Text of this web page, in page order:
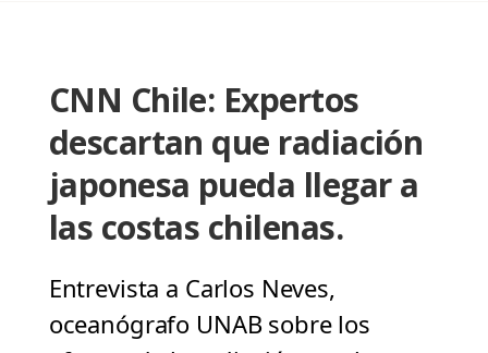
CNN Chile: Expertos
descartan que radiación
japonesa pueda llegar a
las costas chilenas.
Entrevista a Carlos Neves,
oceanógrafo UNAB sobre los